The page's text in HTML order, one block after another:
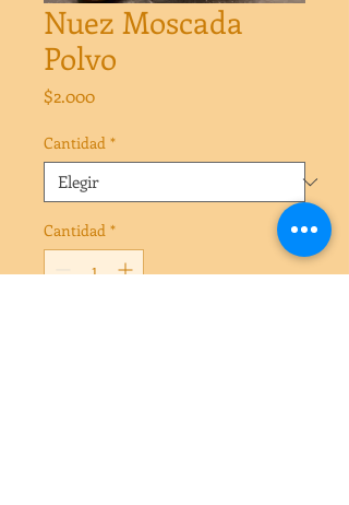
Nuez Moscada
Polvo
$2.000Precio
Cantidad *
Cantidad *